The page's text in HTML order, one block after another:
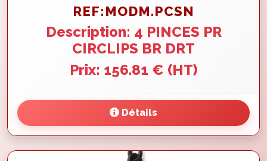
REF:MODM.PCSN
Description: 4 PINCES PR
CIRCLIPS BR DRT
Prix: 156.81 € (HT)
Détails